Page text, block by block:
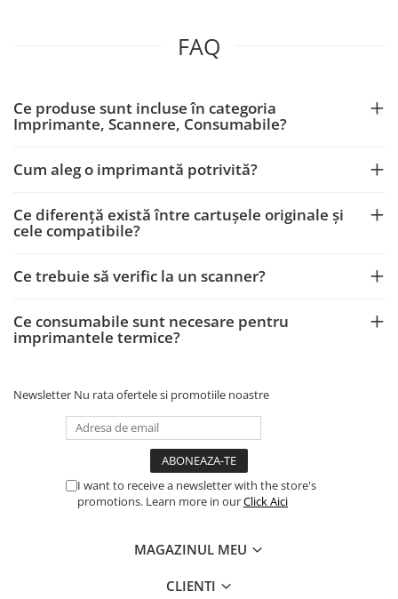
FAQ
Ce produse sunt incluse în categoria
Imprimante, Scannere, Consumabile?
Cum aleg o imprimantă potrivită?
Ce diferență există între cartușele originale și
cele compatibile?
Ce trebuie să verific la un scanner?
Ce consumabile sunt necesare pentru
imprimantele termice?
Newsletter Nu rata ofertele si promotiile noastre
I want to receive a newsletter with the store's
promotions. Learn more in ourClick Aici
MAGAZINUL MEU
CLIENTI